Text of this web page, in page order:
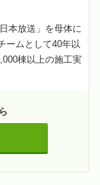
本放送」を母体に
ームとして40年以
棟以上の施工実